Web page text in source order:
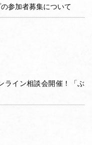
参加者募集について
ライン相談会開催！「ぶ